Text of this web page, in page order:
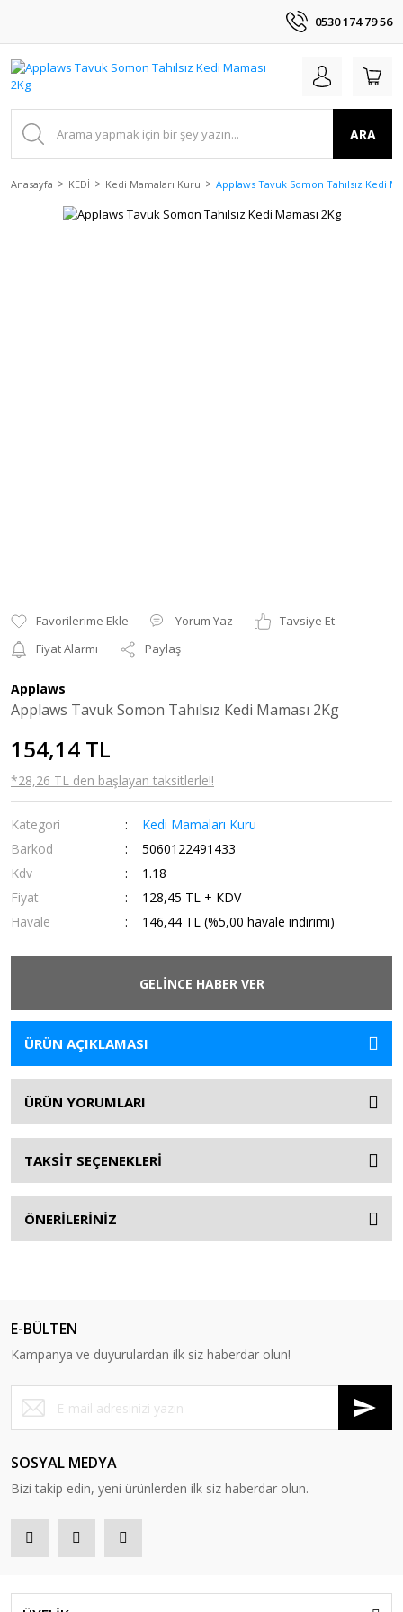
0530 174 79 56
ARA
Anasayfa KEDİ Kedi Mamaları Kuru Applaws Tavuk Somon Tahılsız Kedi
Yorum Yaz
Tavsiye Et
Fiyat Alarmı
Paylaş
Applaws
Applaws Tavuk Somon Tahılsız Kedi Maması 2Kg
154,14 TL
*28,26 TL den başlayan taksitlerle!!
Kategori
Kedi Mamaları Kuru
Barkod
5060122491433
Kdv
1.18
Fiyat
128,45 TL + KDV
Havale
146,44 TL (%5,00 havale indirimi)
GELİNCE HABER VER
ÜRÜN AÇIKLAMASI
ÜRÜN YORUMLARI
TAKSİT SEÇENEKLERİ
ÖNERİLERİNİZ
E-BÜLTEN
Kampanya ve duyurulardan ilk siz haberdar olun!
SOSYAL MEDYA
Bizi takip edin, yeni ürünlerden ilk siz haberdar olun.